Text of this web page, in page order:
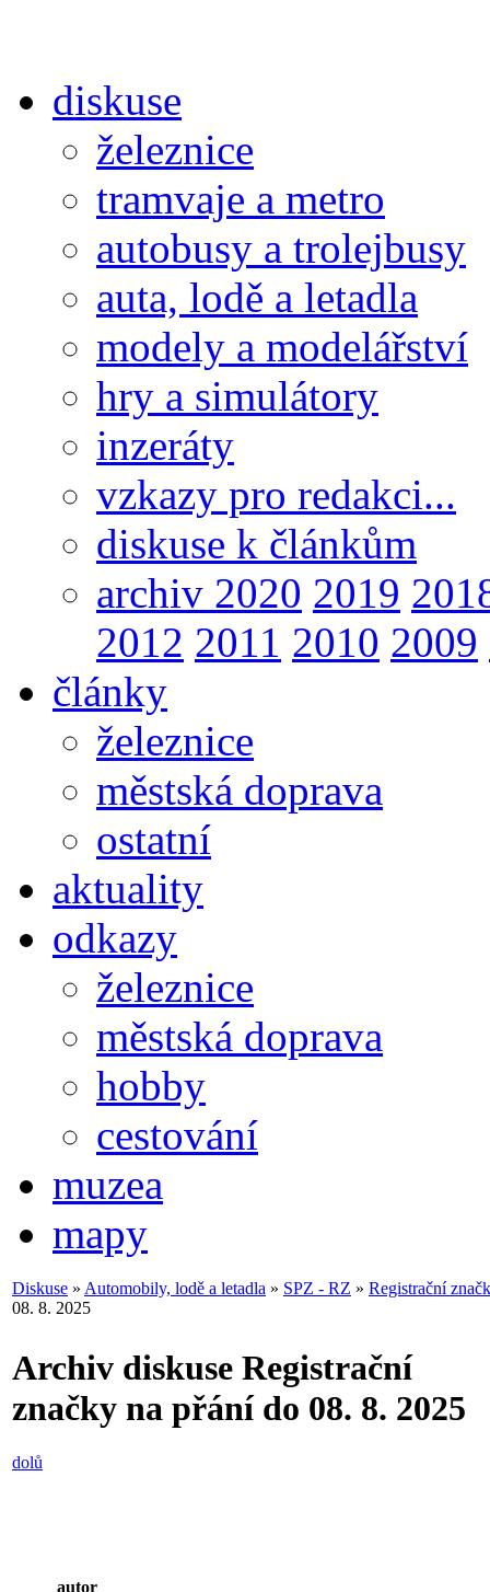
diskuse
železnice
tramvaje a metro
autobusy a trolejbusy
auta, lodě a letadla
modely a modelářství
hry a simulátory
inzeráty
vzkazy pro redakci...
diskuse k článkům
archiv 2020 2019
2012 2011 2010 2009
články
železnice
městská doprava
ostatní
aktuality
odkazy
železnice
městská doprava
hobby
cestování
muzea
mapy
Diskuse » Automobily, lodě a letadla » SPZ - RZ » Registrační
08. 8. 2025
Archiv diskuse Registrační
značky na přání do 08. 8. 2025
dolů
autor